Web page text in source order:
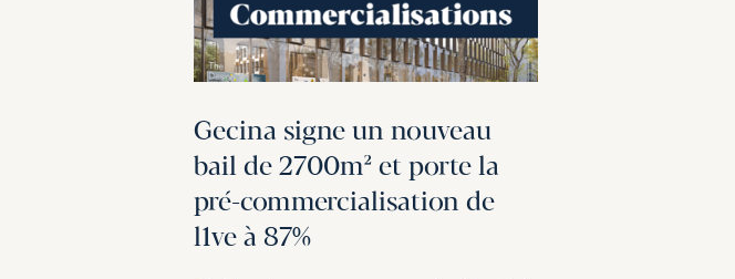
Gecina signe un nouveau
bail de 2700m² et porte la
pré-commercialisation de
l1ve à 87%